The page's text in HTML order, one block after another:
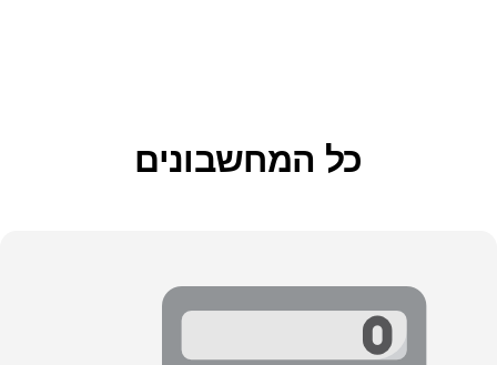
כל המחשבונים